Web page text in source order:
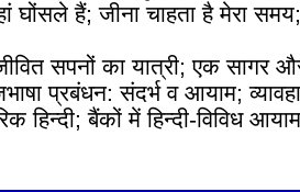
घोंसले हैं; जीना चाहता है मेरा
सपनों का यात्री; एक सागर
प्रबंधन: संदर्भ व आयाम;
हिन्दी; बैंकों में हिन्दी-विविध आयाम